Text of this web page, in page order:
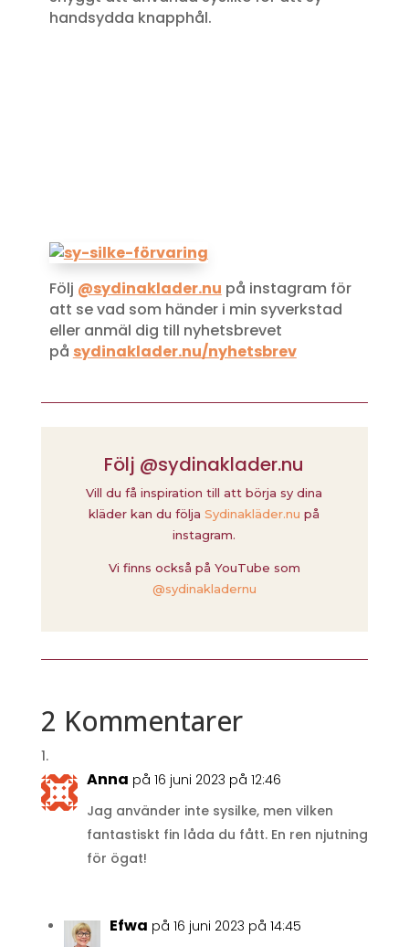
handsydda knapphål.
Följ @sydinaklader.nu på instagram för
att se vad som händer i min syverkstad
eller anmäl dig till nyhetsbrevet
på sydinaklader.nu/nyhetsbrev
Följ @sydinaklader.nu
Vill du få inspiration till att börja sy dina
kläder kan du följaSydinakläder.nu på
instagram.
Vi finns också på YouTube som
@sydinakladernu
2 Kommentarer
Anna på 16 juni 2023 på 12:46
Jag använder inte sysilke, men vilken
fantastiskt fin låda du fått. En ren njutning
för ögat!
Efwa på 16 juni 2023 på 14:45